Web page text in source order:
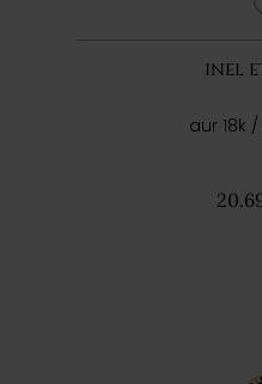
INEL
aur 18k